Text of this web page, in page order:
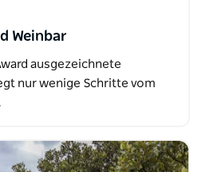
Weinbar
ausgezeichnete
nur wenige Schritte vom